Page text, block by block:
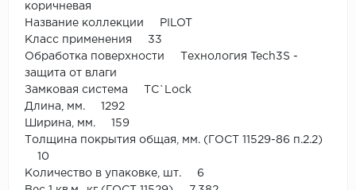
коричневая
Название коллекции PILOT
Класс применения 33
Обработка поверхности Технология Tech3S -
защита от влаги
Замковая система TС`Lock
Длина, мм. 1292
Ширина, мм. 159
Толщина покрытия общая, мм. (ГОСТ 11529-86 п.2.2)
10
Количество в упаковке, шт. 6